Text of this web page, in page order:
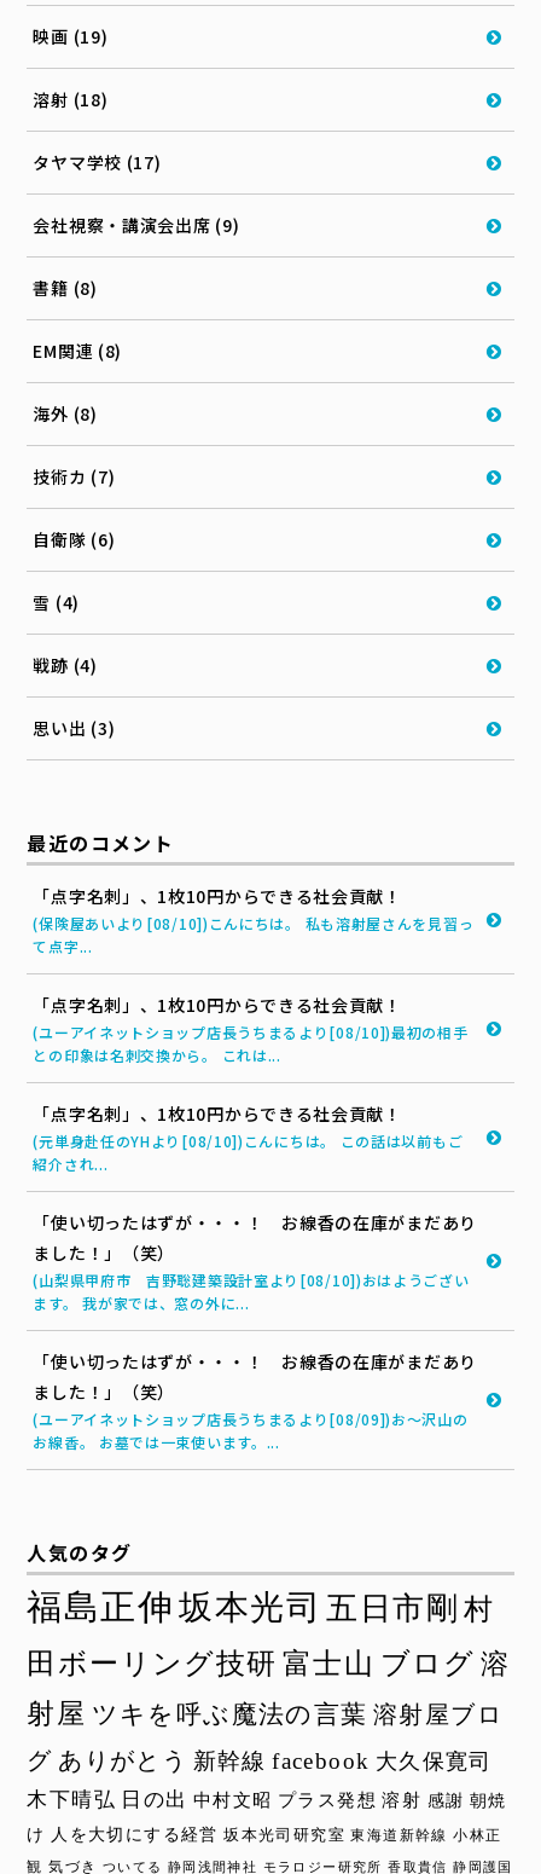
映画 (19)
溶射 (18)
タヤマ学校 (17)
会社視察・講演会出席 (9)
書籍 (8)
EM関連 (8)
海外 (8)
技術カ (7)
自衛隊 (6)
雪 (4)
戦跡 (4)
思い出 (3)
最近のコメント
「点字名刺」、1枚10円からできる社会貢献！
(保険屋あいより[08/10])こんにちは。 私も溶射屋さんを見習っ
て点字...
「点字名刺」、1枚10円からできる社会貢献！
(ユーアイネットショップ店長うちまるより[08/10])最初の相手
との印象は名刺交換から。 これは...
「点字名刺」、1枚10円からできる社会貢献！
(元単身赴任のYHより[08/10])こんにちは。 この話は以前もご
紹介され...
「使い切ったはずが・・・！ お線香の在庫がまだあり
ました！」（笑）
(山梨県甲府市 吉野聡建築設計室より[08/10])おはようござい
ます。 我が家では、窓の外に...
「使い切ったはずが・・・！ お線香の在庫がまだあり
ました！」（笑）
(ユーアイネットショップ店長うちまるより[08/09])お～沢山の
お線香。 お墓では一束使います。...
人気のタグ
福島正伸 坂本光司 五日市剛 村
田ボーリング技研 富士山 ブログ 溶
射屋 ツキを呼ぶ魔法の言葉 溶射屋ブロ
グ ありがとう 新幹線 facebook 大久保寛司
木下晴弘 日の出 中村文昭 プラス発想 溶射 感謝 朝焼
け 人を大切にする経営 坂本光司研究室 東海道新幹線 小林正
観 気づき ついてる 静岡浅間神社 モラロジー研究所 香取貴信 静岡護国